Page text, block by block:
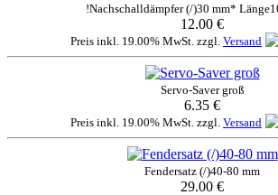
!Nachschalldämpfer (/)30 mm*
12.00 €
Preis inkl. 19.00% MwSt. zzgl. Versand
Servo-Saver groß
6.35 €
Preis inkl. 19.00% MwSt. zzgl. Versand
Fendersatz (/)40-80 mm
29.00 €